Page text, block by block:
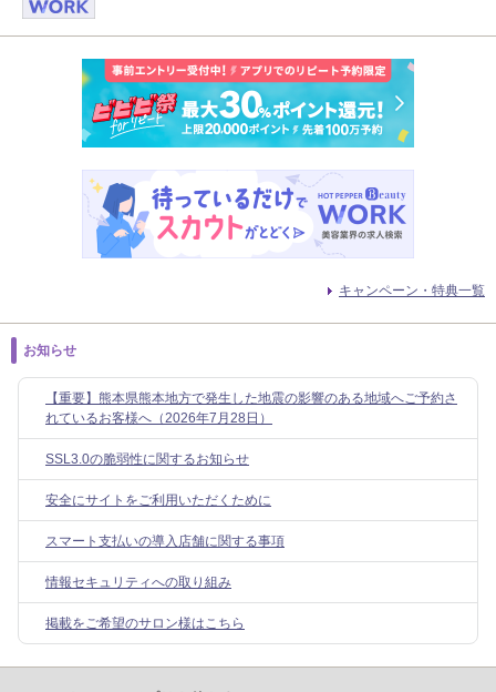
キャンペーン・特典一覧
お知らせ
【重要】熊本県熊本地方で発生した地震の影響のある地域へご予約さ
れているお客様へ（2026年7月28日）
SSL3.0の脆弱性に関するお知らせ
安全にサイトをご利用いただくために
スマート支払いの導入店舗に関する事項
情報セキュリティへの取り組み
掲載をご希望のサロン様はこちら